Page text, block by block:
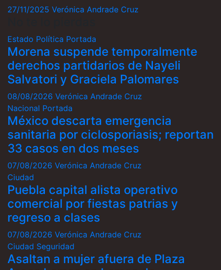
27/11/2025 Verónica Andrade Cruz
Estado Política Portada
Morena suspende temporalmente
derechos partidarios de Nayeli
Salvatori y Graciela Palomares
08/08/2026 Verónica Andrade Cruz
Nacional Portada
México descarta emergencia
sanitaria por ciclosporiasis; reportan
33 casos en dos meses
07/08/2026 Verónica Andrade Cruz
Ciudad
Puebla capital alista operativo
comercial por fiestas patrias y
regreso a clases
07/08/2026 Verónica Andrade Cruz
Ciudad Seguridad
Asaltan a mujer afuera de Plaza